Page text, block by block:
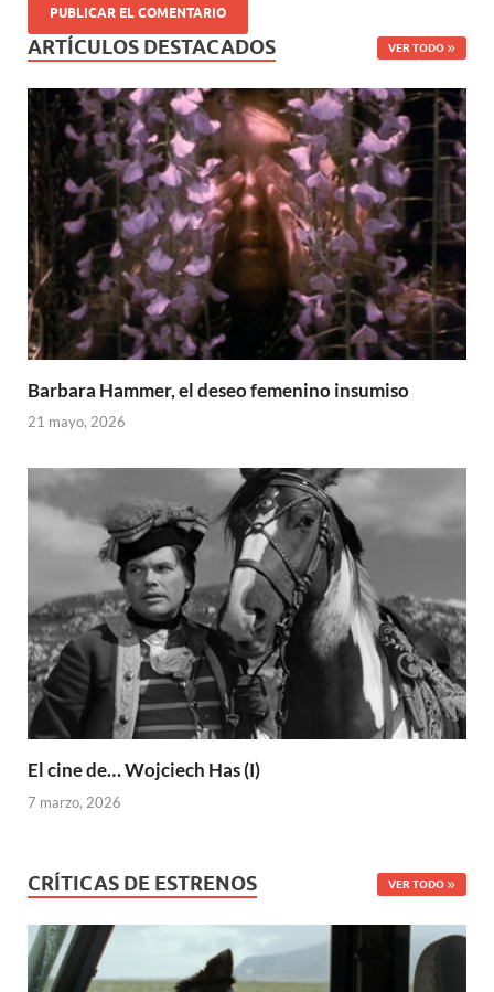
ARTÍCULOS DESTACADOS VER TODO
Barbara Hammer, el deseo femenino insumiso
21 mayo, 2026
El cine de… Wojciech Has (I)
7 marzo, 2026
CRÍTICAS DE ESTRENOS VER TODO